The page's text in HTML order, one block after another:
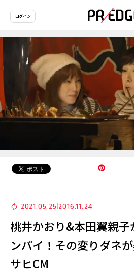
ログイン
2021.05.25 2016.11.24
桃井かおり&本田翼親子
ンパイ！その変りダネ
サヒCM